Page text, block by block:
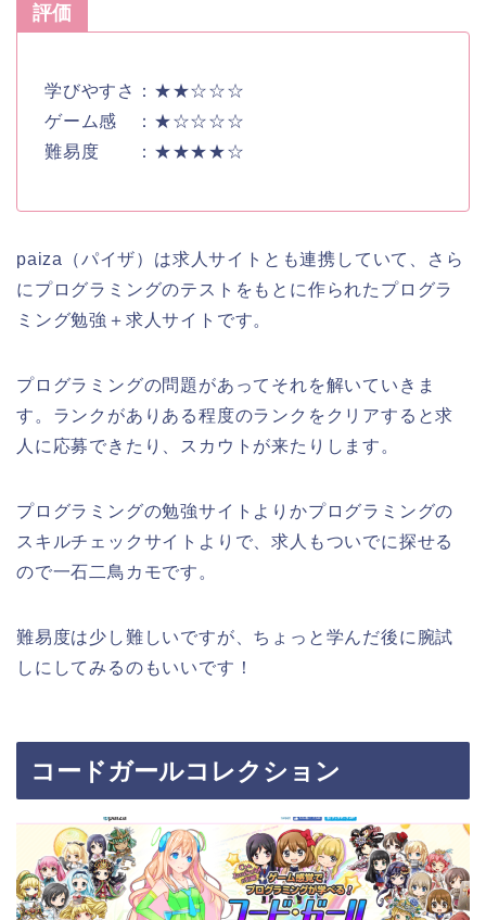
評価
学びやすさ：★★☆☆☆
ゲーム感 ：★☆☆☆☆
難易度 ：★★★★☆
paiza（パイザ）は求人サイトとも連携していて、さら
にプログラミングのテストをもとに作られたプログラ
ミング勉強＋求人サイトです。
プログラミングの問題があってそれを解いていきま
す。ランクがありある程度のランクをクリアすると求
人に応募できたり、スカウトが来たりします。
プログラミングの勉強サイトよりかプログラミングの
スキルチェックサイトよりで、求人もついでに探せる
ので一石二鳥カモです。
難易度は少し難しいですが、ちょっと学んだ後に腕試
しにしてみるのもいいです！
コードガールコレクション